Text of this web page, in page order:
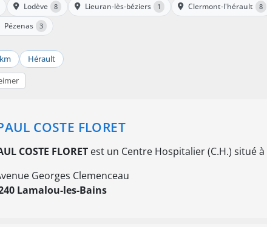
Lodève 8 Lieuran-lès-béziers 1 Clermont-l'hérault 8
Pézenas 3
Hérault
COSTE FLORET
COSTE FLORET est un Centre Hospitalier (C.H.) situé à
Georges Clemenceau
Lamalou-les-Bains